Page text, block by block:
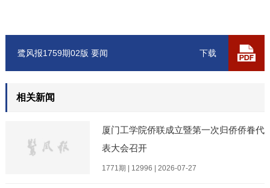
下载
鹭风报1759期02版 要闻
相关新闻
厦门工学院侨联成立暨第一次归侨侨眷代
表大会召开
1771期 | 12996 | 2026-07-27